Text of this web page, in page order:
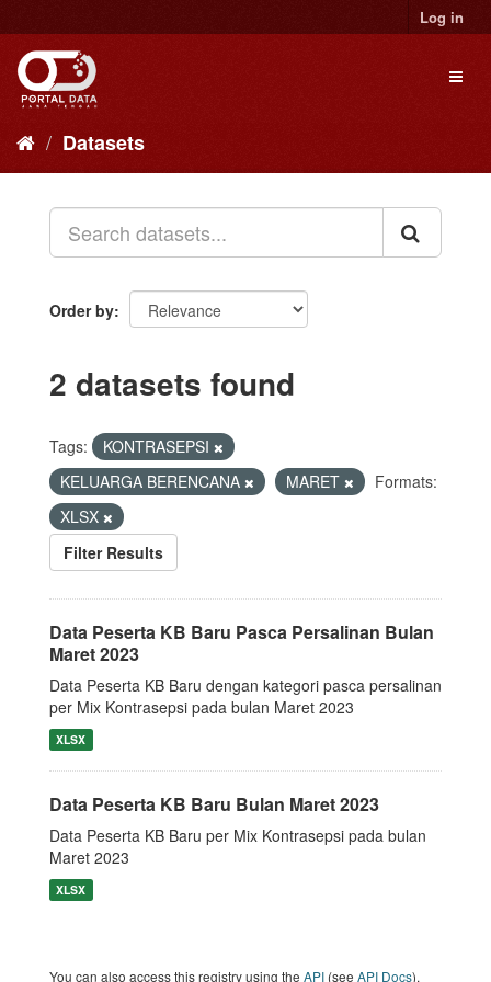
to
content
Log in
Datasets
Order by
2 datasets found
Tags:
KONTRASEPSI
KELUARGA BERENCANA
MARET
Formats:
XLSX
Filter Results
Data Peserta KB Baru Pasca Persalinan Bulan
Maret 2023
Data Peserta KB Baru dengan kategori pasca persalinan
per Mix Kontrasepsi pada bulan Maret 2023
XLSX
Data Peserta KB Baru Bulan Maret 2023
Data Peserta KB Baru per Mix Kontrasepsi pada bulan
Maret 2023
XLSX
You can also access this registry using the API (see API Docs).